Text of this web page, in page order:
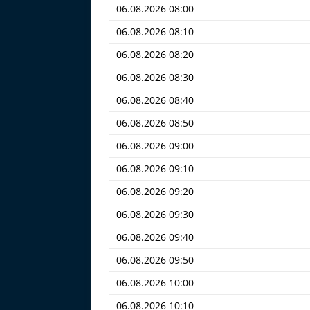
06.08.2026 08:00
06.08.2026 08:10
06.08.2026 08:20
06.08.2026 08:30
06.08.2026 08:40
06.08.2026 08:50
06.08.2026 09:00
06.08.2026 09:10
06.08.2026 09:20
06.08.2026 09:30
06.08.2026 09:40
06.08.2026 09:50
06.08.2026 10:00
06.08.2026 10:10